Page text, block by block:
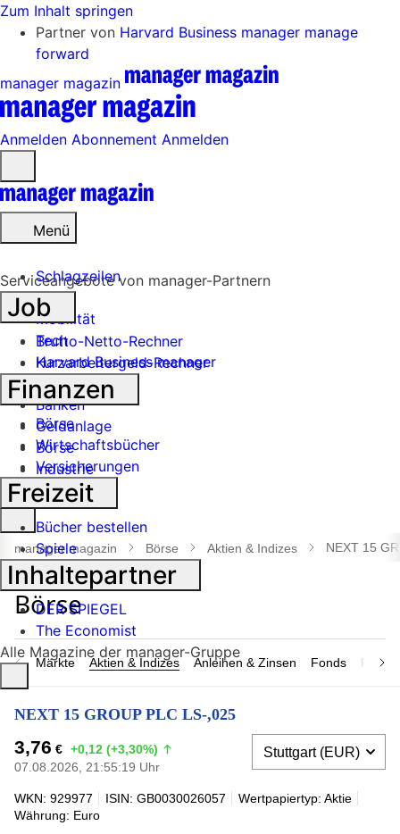
Zum Inhalt springen
Partner von Harvard Business manager manage
forward
manager magazin
Anmelden Abonnement Anmelden
öffnen
Menü
Schlagzeilen
Mobilität
Tech
Harvard Business manager
Handel
Banken
Geldanlage
Börse
Industrie
Suche
öffnen
manager magazin Börse Aktien & Indizes NEXT 15
Märkte Aktien & Indizes Anleihen & Zinsen Fonds
NEXT 15 GROUP PLC LS-,025
3,76 € +0,12 (+3,30%)
07.08.2026, 21:55:19 Uhr
WKN: 929977 ISIN: GB0030026057
Wertpapiertyp: Aktie
Währung: Euro
Serviceangebote von manager-Partnern
Job
Brutto-Netto-Rechner
Kurzarbeitergeld-Rechner
Finanzen
Börse
Wirtschaftsbücher
Versicherungen
Freizeit
Bücher bestellen
Spiele
Inhaltepartner
DER SPIEGEL
The Economist
Alle Magazine der manager-Gruppe